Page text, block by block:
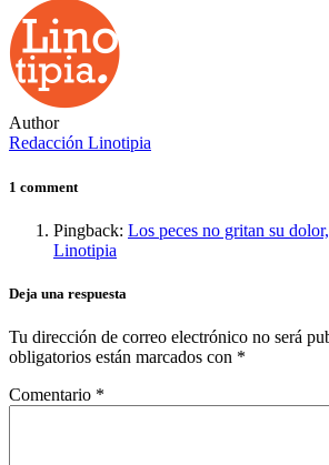
Author
Redacción Linotipia
1 comment
Pingback: Los peces no gritan su
Linotipia
Deja una respuesta
Tu dirección de correo electrónico no será
obligatorios están marcados con *
Comentario *